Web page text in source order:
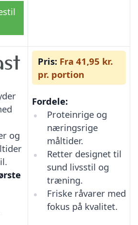
og
Pris: Fra 41,95 kr.
pr. portion
Fordele:
Proteinrige og
næringsrige
måltider.
Retter designet til
sund livsstil og
træning.
Friske råvarer med
fokus på kvalitet.